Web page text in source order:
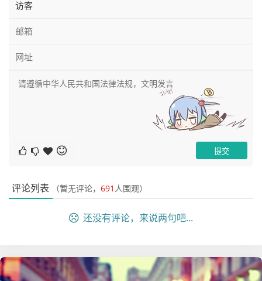
评论列表 （暂无评论， 691 人围观）
还没有评论，来说两句吧...